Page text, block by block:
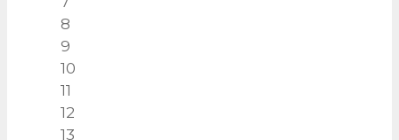
8
9
10
11
12
13